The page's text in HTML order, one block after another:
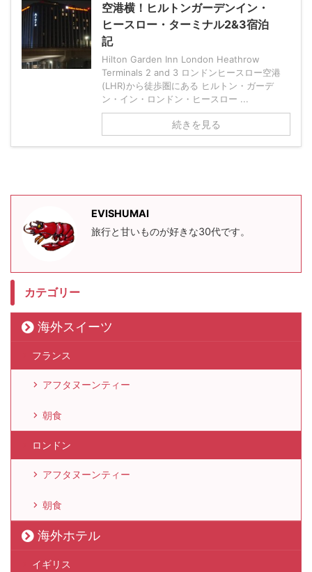
空港横！ヒルトンガーデンイン・
ヒースロー・ターミナル2&3宿泊
記
Hilton Garden Inn London Heathrow
Terminals 2 and 3 ロンドンヒースロー空港
(LHR)から徒歩圏にある ヒルトン・ガーデ
ン・イン・ロンドン・ヒースロー ...
続きを見る
EVISHUMAI
旅行と甘いものが好きな30代です。
カテゴリー
海外スイーツ
フランス
アフタヌーンティー
朝食
ロンドン
アフタヌーンティー
朝食
海外ホテル
イギリス